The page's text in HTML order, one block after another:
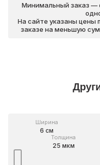
Минимальный заказ —
На сайте указаны цены
заказе на меньшую
Ширина
6 см
Толщина
25 мкм